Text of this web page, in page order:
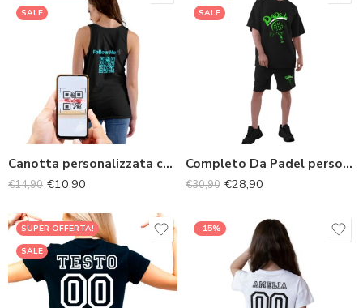
SALE
Canotta personalizzata con Qr code Social da donna
€14,90 €10,90
SALE
Completo Da Padel personalizzato con Nome – Unisex
€30,90 €28,90
SUPER OFFERTA!
SALE
-15%